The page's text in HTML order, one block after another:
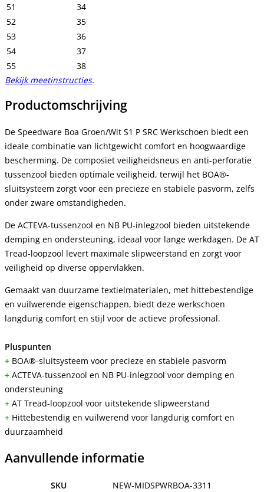
51
34
52
35
53
36
54
37
55
38
Bekijk meetinstructies.
Productomschrijving
De Speedware Boa Groen/Wit S1 P SRC Werkschoen biedt een
ideale combinatie van lichtgewicht comfort en hoogwaardige
bescherming. De composiet veiligheidsneus en anti-perforatie
tussenzool bieden optimale veiligheid, terwijl het BOA®-
sluitsysteem zorgt voor een precieze en stabiele pasvorm, zelfs
onder zware omstandigheden.
De ACTEVA-tussenzool en NB PU-inlegzool bieden uitstekende
demping en ondersteuning, ideaal voor lange werkdagen. De AT
Tread-loopzool levert maximale slipweerstand en zorgt voor
veiligheid op diverse oppervlakken.
Gemaakt van duurzame textielmaterialen, met hittebestendige
en vuilwerende eigenschappen, biedt deze werkschoen
langdurig comfort en stijl voor de actieve professional.
Pluspunten
+ BOA®-sluitsysteem voor precieze en stabiele pasvorm
+ ACTEVA-tussenzool en NB PU-inlegzool voor demping en
ondersteuning
+ AT Tread-loopzool voor uitstekende slipweerstand
+ Hittebestendig en vuilwerend voor langdurig comfort en
duurzaamheid
Aanvullende informatie
SKU NEW-MIDSPWRBOA-3311